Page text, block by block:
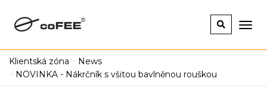
Klientská zóna
News
NOVINKA - Nákrčník s všitou bavlněnou rouškou